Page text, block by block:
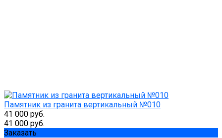
Памятник из гранита вертикальный №010
41 000 руб.
41 000 руб.
Заказать